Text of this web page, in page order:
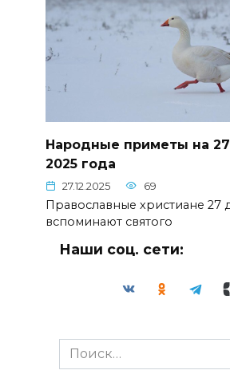
Народные приметы на
2025 года
27.12.2025 69
Православные христиане 27
вспоминают святого
Наши соц. сети:
Search
for: